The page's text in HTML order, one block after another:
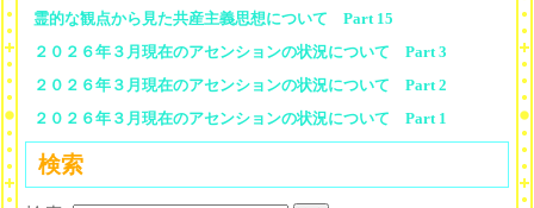
霊的な観点から見た共産主義思想について Part 15
２０２６年３月現在のアセンションの状況について Part 3
２０２６年３月現在のアセンションの状況について Part 2
２０２６年３月現在のアセンションの状況について Part 1
検索